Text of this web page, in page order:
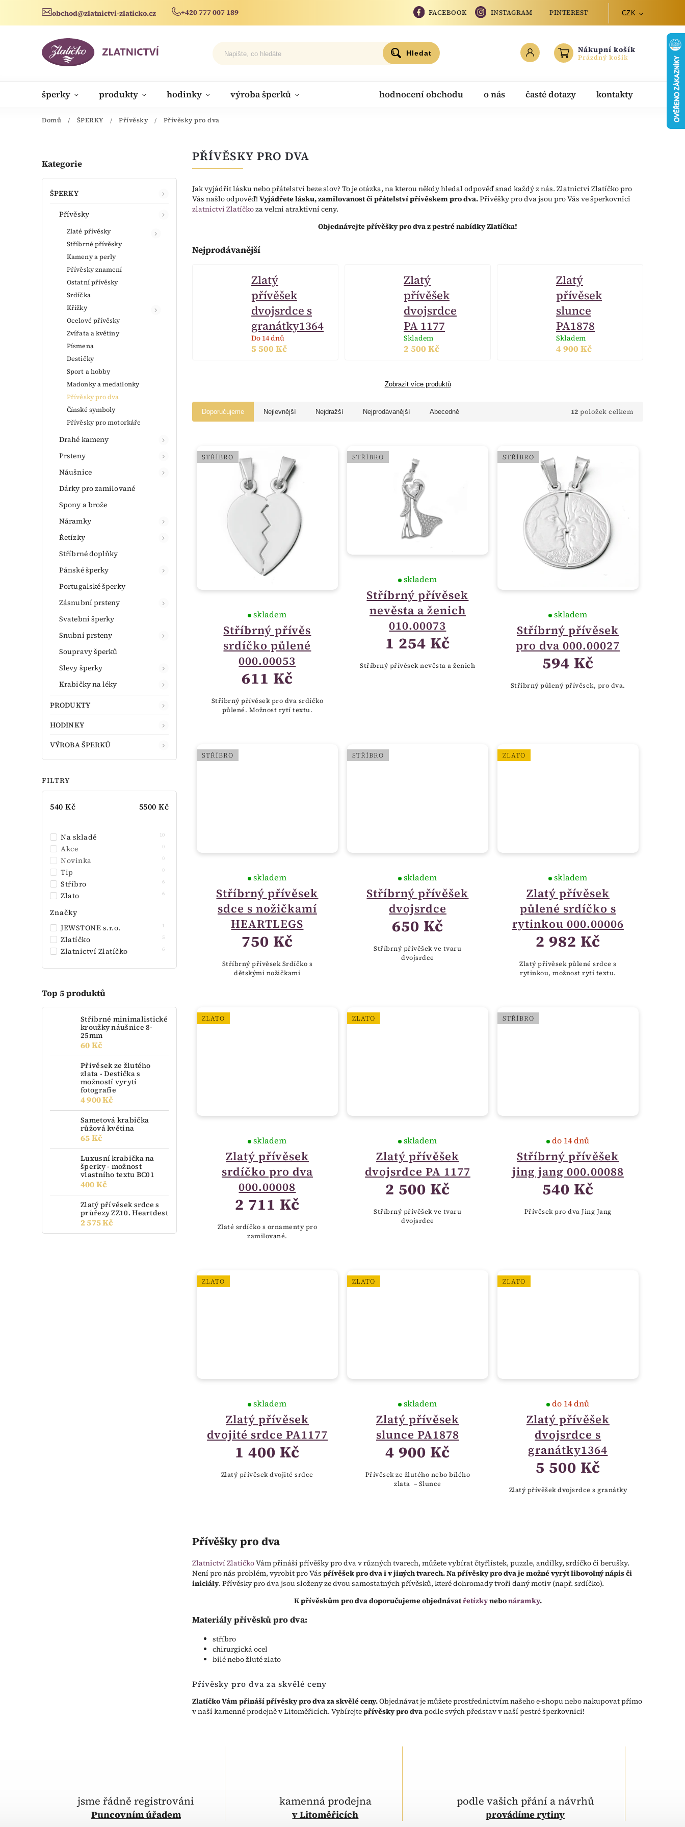
obchod@zlatnictvi-zlaticko.cz +420 777 007 189 FACEBOOK INSTAGRAM PINTEREST CZK
Hledat Nákupní košík
Prázdný košík
šperky produkty hodinky výroba šperků hodnocení obchodu o nás časté dotazy kontakty
novinky
Domů / ŠPERKY / Přívěsky / Přívěsky pro dva
Kategorie
ŠPERKY
Přívěsky
Zlaté přívěsky
Stříbrné přívěsky
Kameny a perly
Přívěsky znamení
Ostatní přívěsky
Srdíčka
Křížky
Ocelové přívěsky
Zvířata a květiny
Písmena
Destičky
Sport a hobby
Madonky a medailonky
Přívěsky pro dva
Čínské symboly
Přívěsky pro motorkáře
Drahé kameny
Prsteny
Náušnice
Dárky pro zamilované
Spony a brože
Náramky
Řetízky
Stříbrné doplňky
Pánské šperky
Portugalské šperky
Zásnubní prsteny
Svatební šperky
Snubní prsteny
Soupravy šperků
Slevy šperky
Krabičky na léky
PRODUKTY
HODINKY
VÝROBA ŠPERKŮ
FILTRY
540 Kč 5500 Kč
Na skladě 10
Akce 0
Novinka 0
Tip 0
Stříbro 6
Zlato 6
Značky
JEWSTONE s.r.o.
1
Zlatíčko 5
Zlatnictví Zlatíčko 6
Top 5 produktů
Stříbrné minimalistické
kroužky náušnice 8-
25mm
60 Kč
Přívěsek ze žlutého
zlata - Destička s
možností vyrytí
fotografie
4 900 Kč
Sametová krabička
růžová květina
65 Kč
Luxusní krabička na
šperky - možnost
vlastního textu BC01
400 Kč
Zlatý přívěsek srdce s
průřezy ZZ10. Heartdest
2 575 Kč
PŘÍVĚSKY PRO DVA
Jak vyjádřit lásku nebo přátelství beze slov? To je otázka, na kterou někdy hledal odpověď snad každý z nás. Zlatnictví Zlatíčko pro
Vás našlo odpověď! Vyjádřete lásku, zamilovanost či přátelství přívěskem pro dva.Přívěšky pro dva jsou pro Vás ve šperkovnici
zlatnictví Zlatíčkoza velmi atraktivní ceny.
Objednávejte přívěšky pro dva z pestré nabídky Zlatíčka!
Nejprodávanější
Zlatý
přívěšek
dvojsrdce s
granátky1364
Do 14 dnů
5 500 Kč
Zlatý
přívěšek
dvojsrdce
PA 1177
Skladem
2 500 Kč
Zlatý
přívěsek
slunce
PA1878
Skladem
4 900 Kč
Zobrazit více produktů
Doporučujeme Nejlevnější Nejdražší Nejprodávanější Abecedně 12 položek celkem
STŘÍBRO
Stříbrný přívěs
srdíčko půlené
000.00053
skladem
611 Kč
Stříbrný přívěsek pro dva srdíčko
půlené. Možnost rytí textu.
STŘÍBRO
Stříbrný přívěsek
nevěsta a ženich
010.00073
skladem
1 254 Kč
Stříbrný přívěsek nevěsta a ženich
STŘÍBRO
Stříbrný přívěsek
pro dva 000.00027
skladem
594 Kč
Stříbrný půlený přívěsek, pro dva.
STŘÍBRO
Stříbrný přívěsek
sdce s nožičkamí
HEARTLEGS
skladem
750 Kč
Stříbrný přívěsek Srdíčko s
dětskými nožičkami
STŘÍBRO
Stříbrný přívěšek
dvojsrdce
skladem
650 Kč
Stříbrný přívěšek ve tvaru
dvojsrdce
ZLATO
Zlatý přívěsek
půlené srdíčko s
rytinkou 000.00006
skladem
2 982 Kč
Zlatý přívěsek půlené srdce s
rytinkou, možnost rytí textu.
ZLATO
Zlatý přívěsek
srdíčko pro dva
000.00008
skladem
2 711 Kč
Zlaté srdíčko s ornamenty pro
zamilované.
ZLATO
Zlatý přívěšek
dvojsrdce PA 1177
skladem
2 500 Kč
Stříbrný přívěšek ve tvaru
dvojsrdce
STŘÍBRO
Stříbrný přívěšek
jing jang 000.00088
do 14 dnů
540 Kč
Přívěsek pro dva Jing Jang
ZLATO
Zlatý přívěsek
dvojité srdce PA1177
skladem
1 400 Kč
Zlatý přívěsek dvojité srdce
ZLATO
Zlatý přívěsek
slunce PA1878
skladem
4 900 Kč
Přívěsek ze žlutého nebo bílého
zlata – Slunce
ZLATO
Zlatý přívěšek
dvojsrdce s
granátky1364
do 14 dnů
5 500 Kč
Zlatý přívěšek dvojsrdce s granátky
Přívěšky pro dva
Zlatnictví ZlatíčkoVám přináší přívěšky pro dva v různých tvarech, můžete vybírat čtyřlístek, puzzle, andílky, srdíčko či berušky.
Není pro nás problém, vyrobit pro Vás přívěšek pro dva i v jiných tvarech. Na přívěsky pro dva je možné vyrýt libovolný nápis či
iniciály. Přívěsky pro dva jsou složeny ze dvou samostatných přívěsků, které dohromady tvoří daný motiv (např. srdíčko).
K přívěskům pro dva doporučujeme objednávatřetízkynebonáramky.
Materiály přívěsků pro dva:
stříbro
chirurgická ocel
bílé nebo žluté zlato
Přívěsky pro dva za skvělé ceny
Zlatíčko Vám přináší přívěsky pro dva za skvělé ceny.Objednávat je můžete prostřednictvím našeho e-shopu nebo nakupovat přímo
v naší kamenné prodejně v Litoměřicích. Vybírejtepřívěsky pro dvapodle svých představ v naší pestré šperkovnici!
jsme řádně registrováni
Puncovním úřadem
kamenná prodejna
v Litoměřicích
podle vašich přání a návrhů
provádíme rytiny